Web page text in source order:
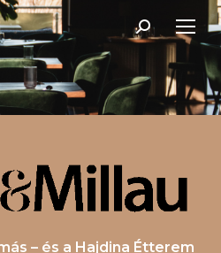
Search:
– és a Hajdina Étterem